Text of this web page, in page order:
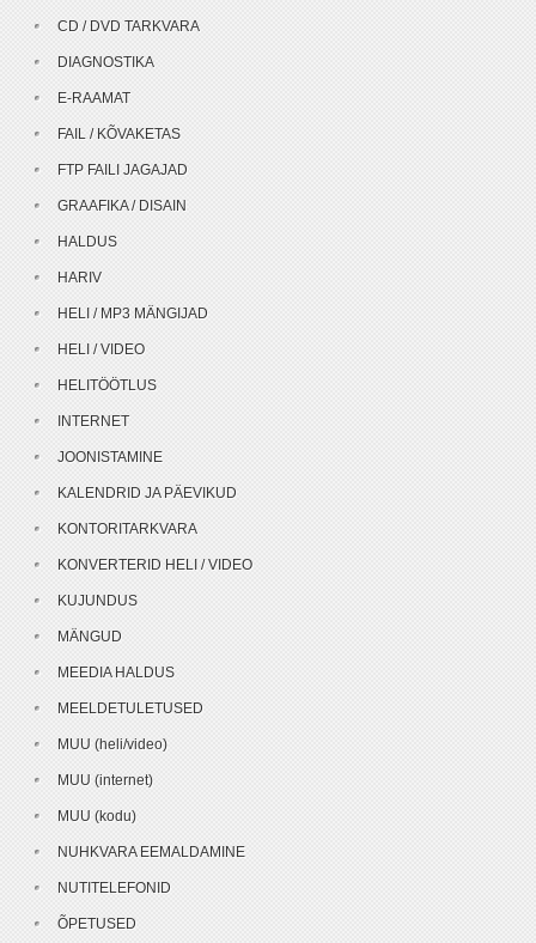
CD / DVD TARKVARA
DIAGNOSTIKA
E-RAAMAT
FAIL / KÕVAKETAS
FTP FAILI JAGAJAD
GRAAFIKA / DISAIN
HALDUS
HARIV
HELI / MP3 MÄNGIJAD
HELI / VIDEO
HELITÖÖTLUS
INTERNET
JOONISTAMINE
KALENDRID JA PÄEVIKUD
KONTORITARKVARA
KONVERTERID HELI / VIDEO
KUJUNDUS
MÄNGUD
MEEDIA HALDUS
MEELDETULETUSED
MUU (heli/video)
MUU (internet)
MUU (kodu)
NUHKVARA EEMALDAMINE
NUTITELEFONID
ÕPETUSED